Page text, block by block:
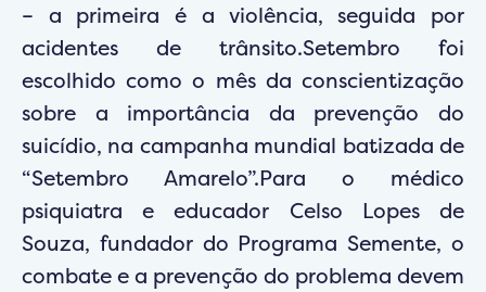
– a primeira é a violência, seguida por
acidentes de trânsito.Setembro foi
escolhido como o mês da conscientização
sobre a importância da prevenção do
suicídio, na campanha mundial batizada de
“Setembro Amarelo”.Para o médico
psiquiatra e educador Celso Lopes de
Souza, fundador do Programa Semente, o
combate e a prevenção do problema devem